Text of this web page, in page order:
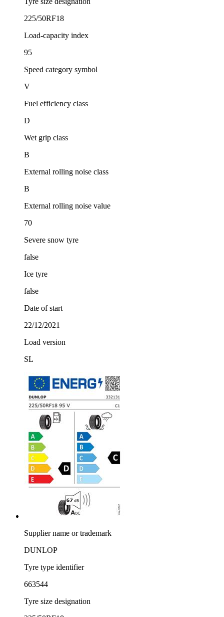
225/50RF18
Load-capacity index
95
Speed category symbol
V
Fuel efficiency class
D
Wet grip class
B
External rolling noise class
B
External rolling noise value
70
Severe snow tyre
false
Ice tyre
false
Date of start
22/12/2021
Load version
SL
Supplier name or trademark
DUNLOP
Tyre type identifier
663544
Tyre size designation